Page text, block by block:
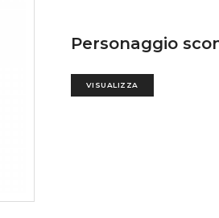
Personaggio
VISUALIZZA